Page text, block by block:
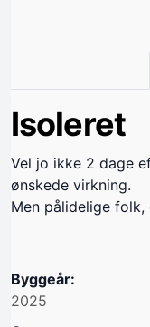
Isoleret
Vel jo ikke 2 dage
ønskede virkning.
Men pålidelige
Byggeår:
2025